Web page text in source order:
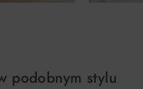
podobnym stylu